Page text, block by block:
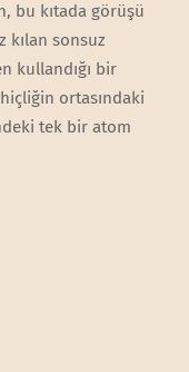
bu kıtada görüşü
kılan sonsuz
kullandığı bir
ortasındaki
tek bir atom